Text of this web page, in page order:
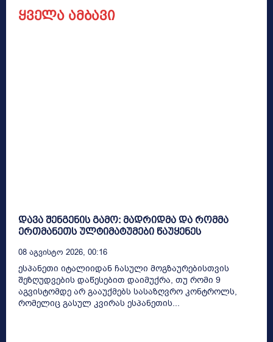
ყველა ამბავი
დავა შენგენის გამო: მადრიდმა და რომმა
ერთმანეთს ულტიმატუმები წაუყენეს
08 Აგვისტო 2026, 00:16
ესპანეთი იტალიიდან ჩასული მოგზაურებისთვის
შეზღუდვების დაწესებით დაიმუქრა, თუ რომი 9
აგვისტომდე არ გააუქმებს სასაზღვრო კონტროლს,
რომელიც გასულ კვირას ესპანეთის...